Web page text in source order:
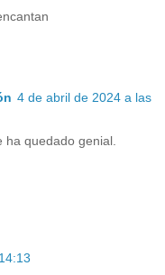
4 de abril de 2024 a las
ha quedado genial.